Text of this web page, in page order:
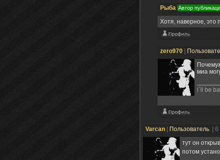
Рыба Автор
Хотя, наверное, это
zero970
миа
I`ll be
Varcan Пользователь
|
тут он
потом